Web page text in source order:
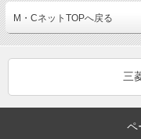
M・CネットTOPへ戻る
三
ペ